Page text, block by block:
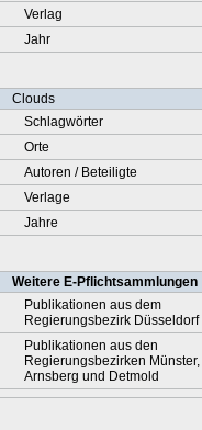
Verlag
Jahr
Clouds
Schlagwörter
Orte
Autoren / Beteiligte
Verlage
Jahre
Weitere E-Pflichtsammlungen
Publikationen aus dem
Regierungsbezirk Düsseldorf
Publikationen aus den
Regierungsbezirken Münster,
Arnsberg und Detmold